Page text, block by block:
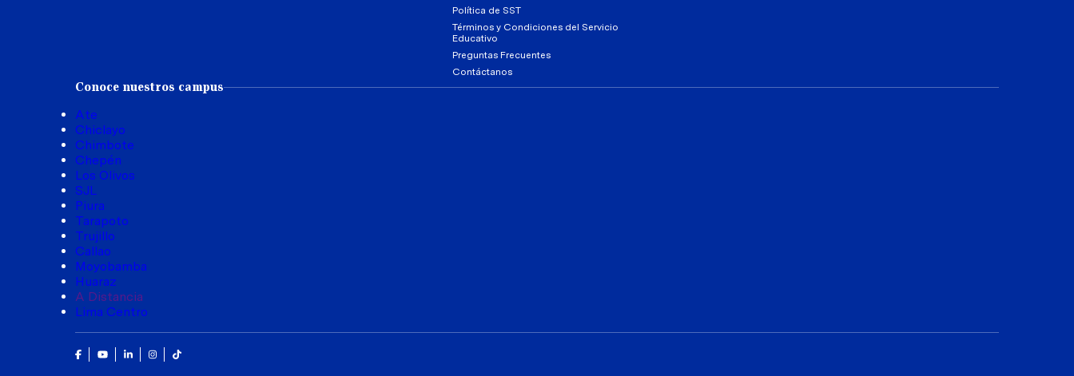
Política de SST
Términos y Condiciones del Servicio
Educativo
Preguntas Frecuentes
Contáctanos
Conoce nuestros campus
Ate
Chiclayo
Chimbote
Chepén
Los Olivos
SJL
Piura
Tarapoto
Trujillo
Callao
Moyobamba
Huaraz
A Distancia
Lima Centro
Facebook
YoutubeLinkedinInstagram
Tik Tok